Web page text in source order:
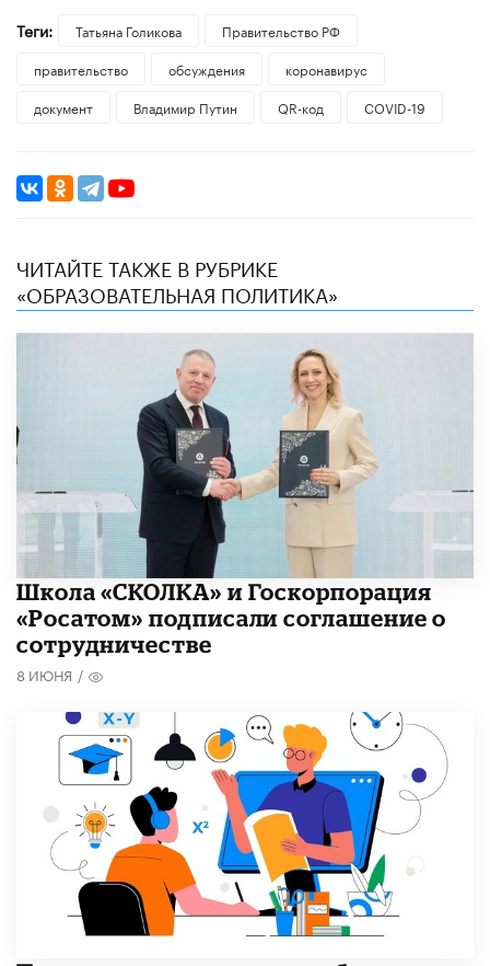
Теги:
​Татьяна Голикова
Правительство РФ
правительство
обсуждения
коронавирус
документ
Владимир Путин QR-код COVID-19
ЧИТАЙТЕ ТАКЖЕ В РУБРИКЕ
«ОБРАЗОВАТЕЛЬНАЯ ПОЛИТИКА»
Школа «СКОЛКА» и Госкорпорация
«Росатом» подписали соглашение о
сотрудничестве
8 ИЮНЯ /